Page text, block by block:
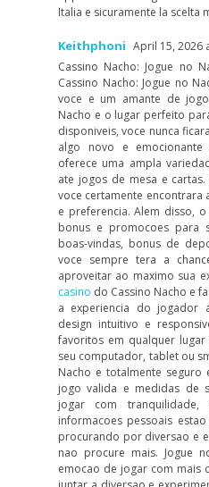
Italia e sicuramente la scelta
Keithphoni April 15, 2026
Cassino Nacho: Jogue no
Cassino Nacho: Jogue no
voce e um amante de
Nacho e o lugar perfeito
disponiveis, voce nunca
algo novo e
oferece uma ampla
ate jogos de mesa e
voce certamente encontrara
e preferencia. Alem disso,
bonus e promocoes para
boas-vindas, bonus de
voce sempre tera a
aproveitar ao maximo sua
casino do Cassino Nacho e
a experiencia do jogador
design intuitivo e
favoritos em qualquer
seu computador, tablet ou
Nacho e totalmente seguro
jogo valida e medidas de
jogar com
informacoes pessoais
procurando por diversao e
nao procure mais. Jogue
emocao de jogar com mais